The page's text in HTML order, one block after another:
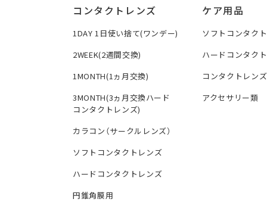
コンタクトレンズ
1DAY 1日使い捨て(ワンデー)
2WEEK(2週間交換)
1MONTH(1ヵ月交換)
3MONTH(3ヵ月交換ハード
コンタクトレンズ)
カラコン（サークルレンズ）
ソフトコンタクトレンズ
ハードコンタクトレンズ
円錐角膜用
ケア用品
ソフトコンタク
ハードコンタク
コンタクトレン
アクセサリー類